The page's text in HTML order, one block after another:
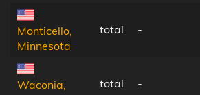
Monticello,
Minnesota
total -
Waconia,
total -